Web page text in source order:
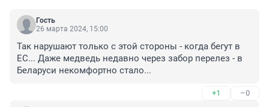
Гость
26 марта 2024, 15:00
Так нарушают только с этой стороны - когда бегут в
ЕС... Даже медведь недавно через забор перелез - в
Беларуси некомфортно стало...
+1 –0